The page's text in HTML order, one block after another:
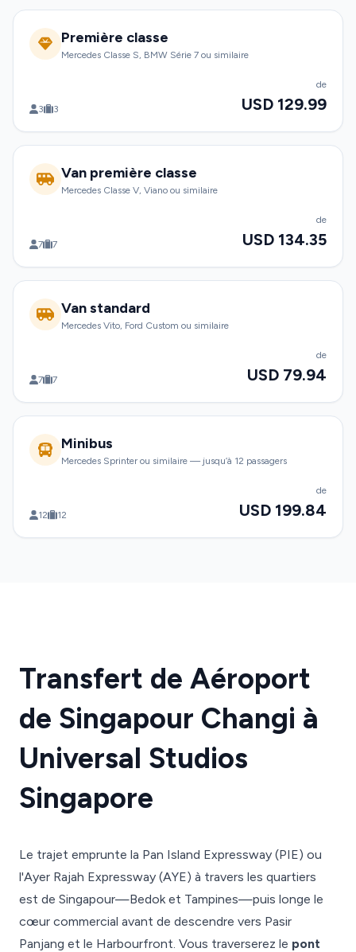
Première classe
Mercedes Classe S, BMW Série 7 ou similaire
3 3
de
USD 129.99
Van première classe
Mercedes Classe V, Viano ou similaire
7 7
de
USD 134.35
Van standard
Mercedes Vito, Ford Custom ou similaire
7 7
de
USD 79.94
Minibus
Mercedes Sprinter ou similaire — jusqu’à 12 passagers
12 12
de
USD 199.84
Transfert de Aéroport
de Singapour Changi à
Universal Studios
Singapore
Le trajet emprunte la Pan Island Expressway (PIE) ou
l'Ayer Rajah Expressway (AYE) à travers les quartiers
est de Singapour—Bedok et Tampines—puis longe le
cœur commercial avant de descendre vers Pasir
Panjang et le Harbourfront. Vous traverserez le pont